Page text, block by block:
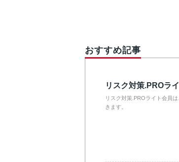
おすすめ記事
リスク対策.PROラ
リスク対策.PROライト会員
きます。